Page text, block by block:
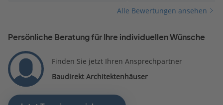
Alle Bewertungen ansehen
Persönliche Beratung für Ihre individuellen Wünsche
Finden Sie jetzt Ihren Ansprechpartner
Baudirekt Architektenhäuser